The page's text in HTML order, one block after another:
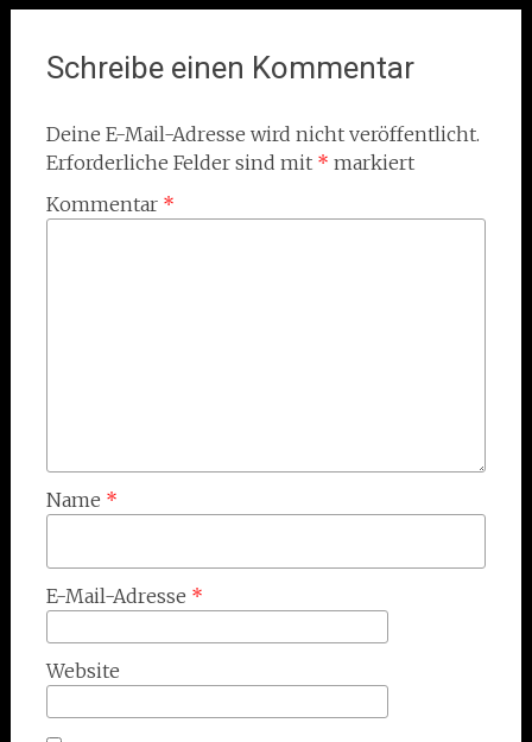
navigation
Schreibe einen Kommentar
Deine E-Mail-Adresse wird nicht veröffentlicht.
Erforderliche Felder sind mit * markiert
Kommentar *
Name *
E-Mail-Adresse *
Website